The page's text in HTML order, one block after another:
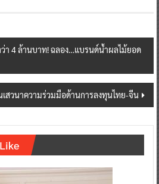
า 4 ล้านบาท! ฉลอง…แบรนด์น้ำผลไม้ยอด
เสวนาความร่วมมือด้านการลงทุนไทย-จีน